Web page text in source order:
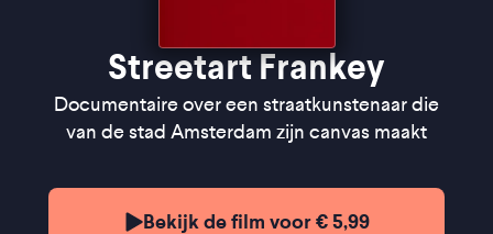
Streetart Frankey
Documentaire over een straatkunstenaar die
van de stad Amsterdam zijn canvas maakt
Bekijk de film voor € 5,99